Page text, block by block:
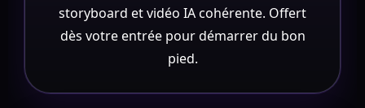
storyboard et vidéo IA cohérente. Offert
dès votre entrée pour démarrer du bon
pied.